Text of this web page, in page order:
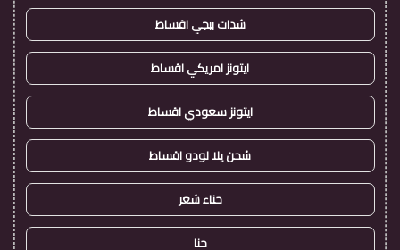
شدات ببجي اقساط
ايتونز امريكي اقساط
ايتونز سعودي اقساط
شحن يلا لودو اقساط
حناء شعر
حنا